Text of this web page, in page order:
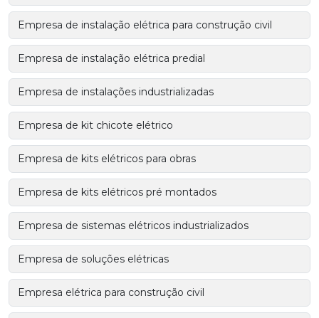
Empresa de instalação elétrica para construção civil
Empresa de instalação elétrica predial
Empresa de instalações industrializadas
Empresa de kit chicote elétrico
Empresa de kits elétricos para obras
Empresa de kits elétricos pré montados
Empresa de sistemas elétricos industrializados
Empresa de soluções elétricas
Empresa elétrica para construção civil